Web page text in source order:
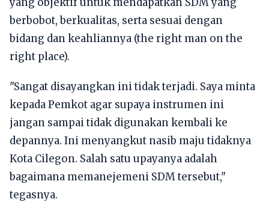
berbobot, berkualitas, serta sesuai dengan
bidang dan keahliannya (the right man on the
right place).
"Sangat disayangkan ini tidak terjadi. Saya minta
kepada Pemkot agar supaya instrumen ini
jangan sampai tidak digunakan kembali ke
depannya. Ini menyangkut nasib maju tidaknya
Kota Cilegon. Salah satu upayanya adalah
bagaimana memanejemeni SDM tersebut,"
tegasnya.